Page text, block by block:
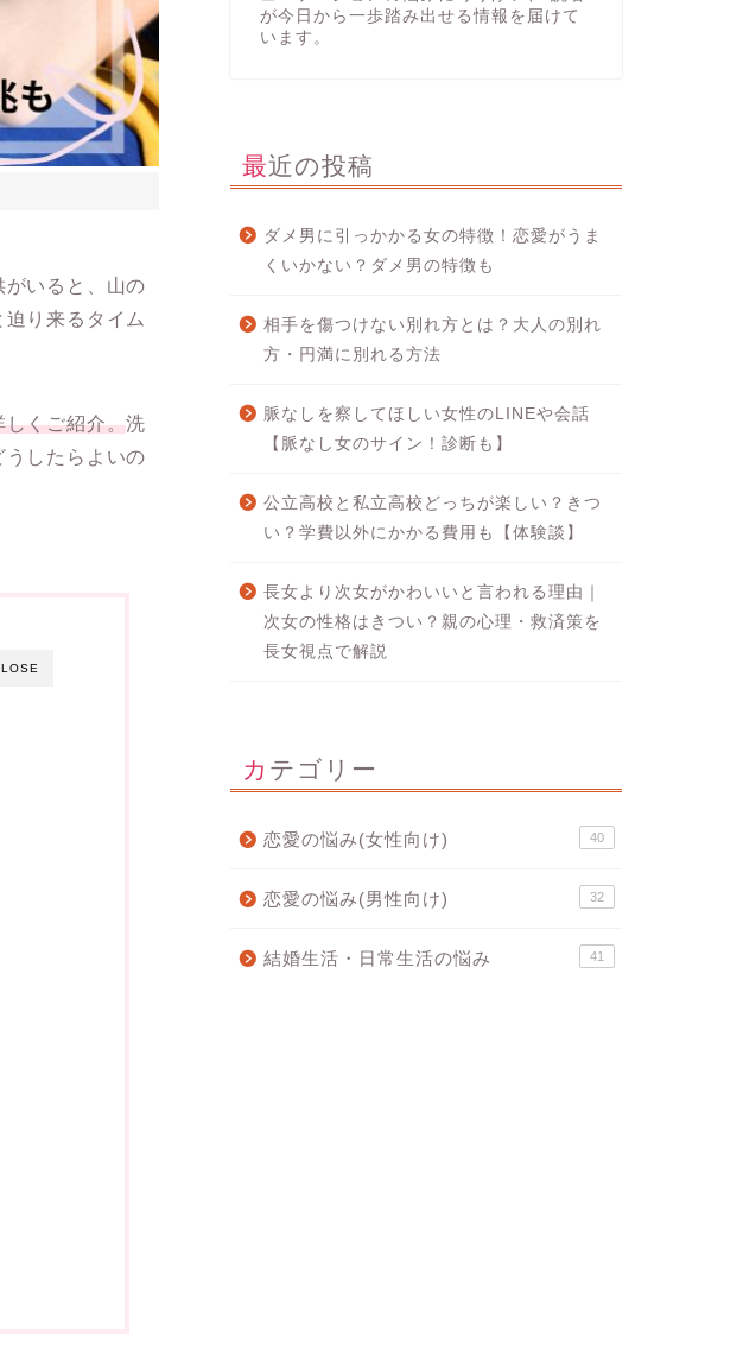
いると、山の
迫り来るタイム
しくご紹介。洗
したらよいの
が今日から一歩踏み出せる情報を届けて
います。
最近の投稿
ダメ男に引っかかる女の特徴！恋愛がうま
くいかない？ダメ男の特徴も
相手を傷つけない別れ方とは？大人の別れ
方・円満に別れる方法
脈なしを察してほしい女性のLINEや会話
【脈なし女のサイン！診断も】
公立高校と私立高校どっちが楽しい？きつ
い？学費以外にかかる費用も【体験談】
長女より次女がかわいいと言われる理由｜
次女の性格はきつい？親の心理・救済策を
長女視点で解説
カテゴリー
恋愛の悩み(女性向け) 40
恋愛の悩み(男性向け) 32
結婚生活・日常生活の悩み 41